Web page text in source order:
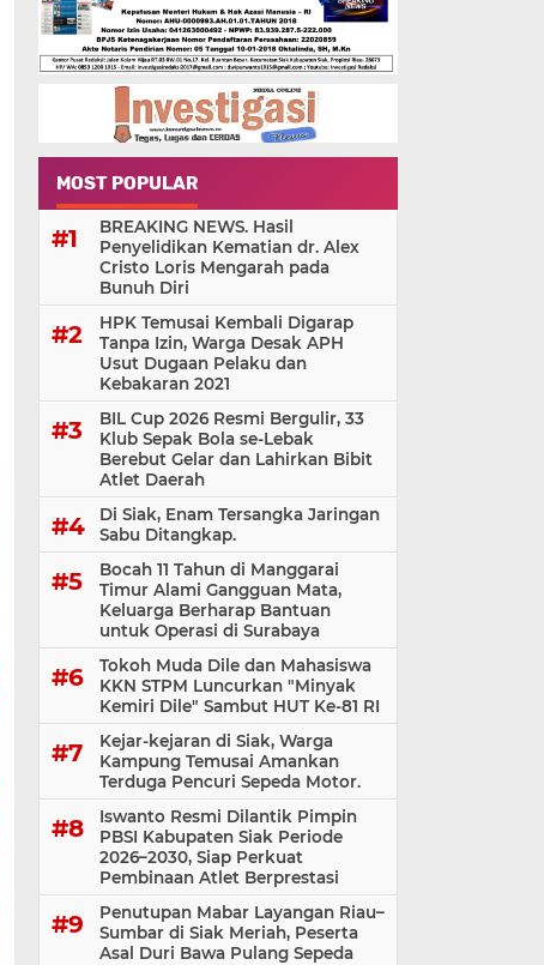
MOST POPULAR
BREAKING NEWS. Hasil
Penyelidikan Kematian dr. Alex
Cristo Loris Mengarah pada
Bunuh Diri
HPK Temusai Kembali Digarap
Tanpa Izin, Warga Desak APH
Usut Dugaan Pelaku dan
Kebakaran 2021
BIL Cup 2026 Resmi Bergulir, 33
Klub Sepak Bola se-Lebak
Berebut Gelar dan Lahirkan Bibit
Atlet Daerah
Di Siak, Enam Tersangka Jaringan
Sabu Ditangkap.
Bocah 11 Tahun di Manggarai
Timur Alami Gangguan Mata,
Keluarga Berharap Bantuan
untuk Operasi di Surabaya
Tokoh Muda Dile dan Mahasiswa
KKN STPM Luncurkan "Minyak
Kemiri Dile" Sambut HUT Ke-81 RI
Kejar-kejaran di Siak, Warga
Kampung Temusai Amankan
Terduga Pencuri Sepeda Motor.
Iswanto Resmi Dilantik Pimpin
PBSI Kabupaten Siak Periode
2026–2030, Siap Perkuat
Pembinaan Atlet Berprestasi
Penutupan Mabar Layangan Riau–
Sumbar di Siak Meriah, Peserta
Asal Duri Bawa Pulang Sepeda